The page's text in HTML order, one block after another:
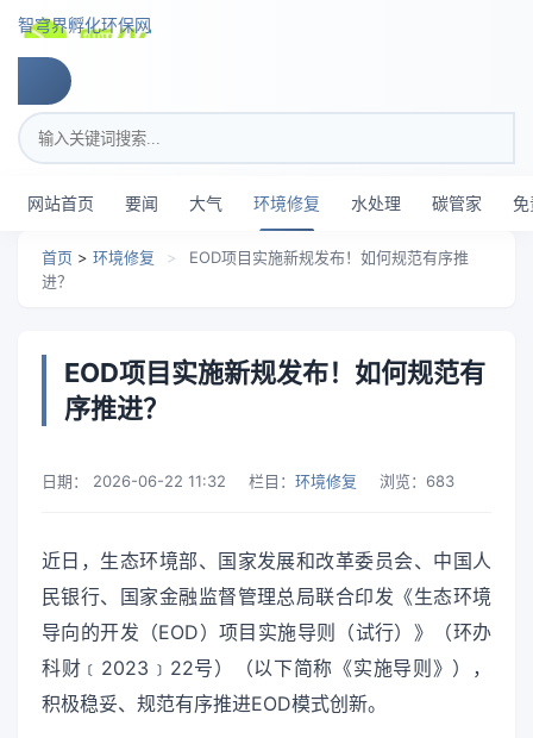
智穹界孵化环保网
搜索关键词
网站首页 要闻 大气 环境修复 水处理 碳管家 免
首页 > 环境修复 >
EOD项目实施新规发布！如何规范有序推
进？
EOD项目实施新规发布！如何规范有
序推进？
日期： 2026-06-22 11:32 栏目： 环境修复 浏览： 683
近日，生态环境部、国家发展和改革委员会、中国人
民银行、国家金融监督管理总局联合印发《生态环境
导向的开发（EOD）项目实施导则（试行）》（环办
科财﹝2023﹞22号）（以下简称《实施导则》），
积极稳妥、规范有序推进EOD模式创新。